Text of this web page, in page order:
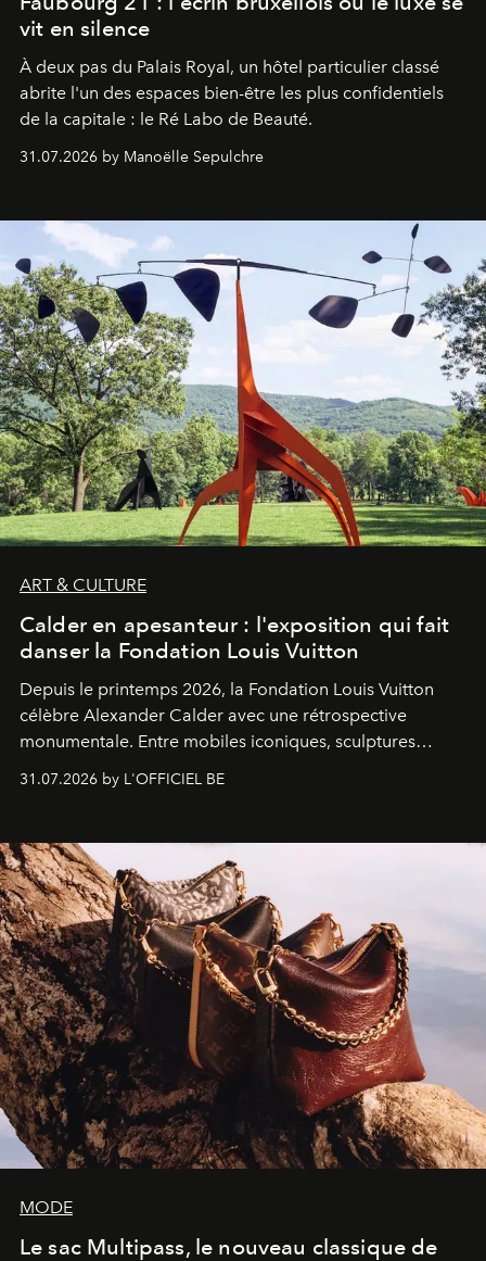
vit en silence
À deux pas du Palais Royal, un hôtel particulier classé
abrite l'un des espaces bien-être les plus confidentiels
de la capitale : le Ré Labo de Beauté.
31.07.2026 by Manoëlle Sepulchre
ART & CULTURE
Calder en apesanteur : l'exposition qui fait
danser la Fondation Louis Vuitton
Depuis le printemps 2026, la Fondation Louis Vuitton
célèbre Alexander Calder avec une rétrospective
monumentale. Entre mobiles iconiques, sculptures
monumentales et poésie du mouvement, l'artiste
américain investit les espaces imaginés par Frank Gehry
sculpture.
31.07.2026 by L'OFFICIEL BE
MODE
Le sac Multipass, le nouveau classique de